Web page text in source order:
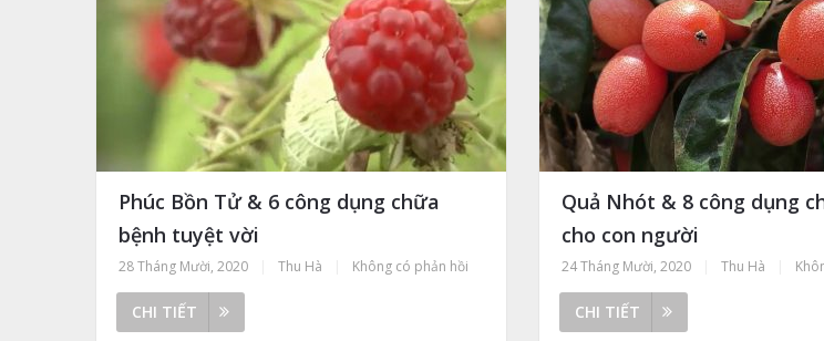
Phúc Bồn Tử & 6 công dụng chữa
bệnh tuyệt vời
28 Tháng Mười, 2020 Thu Hà Không có phản hồi
CHI TIẾT
Quả Nhót & 8 công dụng
cho con người
24 Tháng Mười, 2020 Thu Hà
CHI TIẾT